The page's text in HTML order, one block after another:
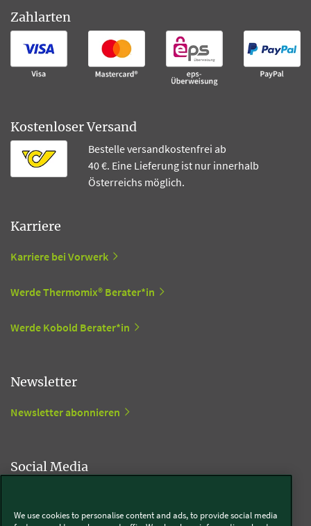
Zahlarten
Kostenloser Versand
Bestelle versandkostenfrei ab
40 €. Eine Lieferung ist nur innerhalb
Österreichs möglich.
Karriere
Karriere bei Vorwerk
Werde Thermomix® Berater*in
Werde Kobold Berater*in
Newsletter
Newsletter abonnieren
Social Media
We use cookies to personalise content and ads, to provide social media